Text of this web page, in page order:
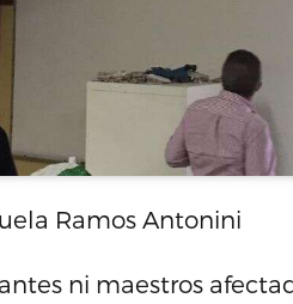
Ramos Antonini
ni maestros